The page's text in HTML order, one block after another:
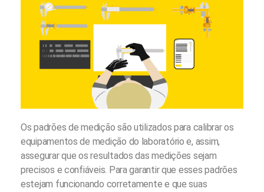
Os padrões de medição são utilizados para calibrar os
equipamentos de medição do laboratório e, assim,
assegurar que os resultados das medições sejam
precisos e confiáveis. Para garantir que esses padrões
estejam funcionando corretamente e que suas